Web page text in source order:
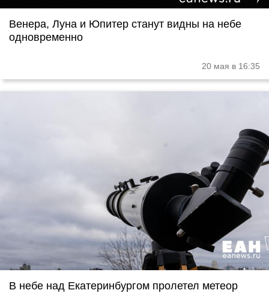
Венера, Луна и Юпитер станут видны на небе
одновременно
20 мая в 16:35
В небе над Екатеринбургом пролетел метеор